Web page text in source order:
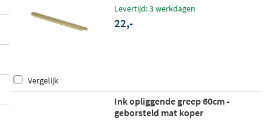
Levertijd: 3 werkdagen
22,-
Vergelijk
Ink opliggende greep 60cm -
geborsteld mat koper